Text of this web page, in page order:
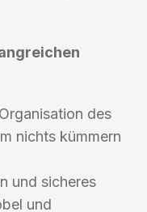
des
nichts kümmern
und sicheres
und